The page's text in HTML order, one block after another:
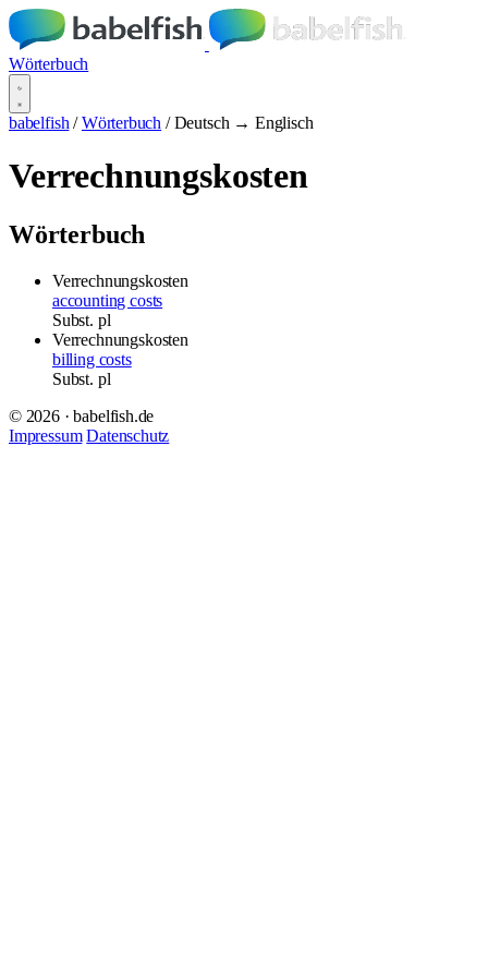
Wörterbuch
babelfish / Wörterbuch / Deutsch → Englisch
Verrechnungskosten
Wörterbuch
Verrechnungskosten
accounting costs
Subst. pl
Verrechnungskosten
billing costs
Subst. pl
© 2026 · babelfish.de
Impressum Datenschutz